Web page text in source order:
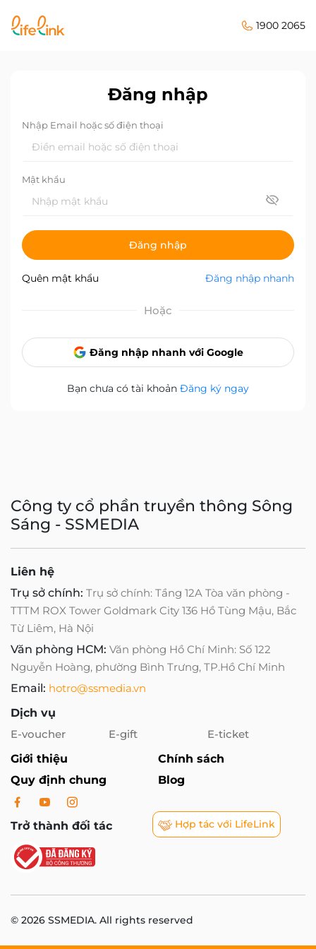
1900 2065
Đăng nhập
Nhập Email hoặc số điện thoại
Mật khẩu
Đăng nhập
Quên mật khẩu Đăng nhập nhanh
Hoặc
Đăng nhập nhanh với Google
Bạn chưa có tài khoản Đăng ký ngay
Công ty cổ phần truyền thông Sông
Sáng - SSMEDIA
Liên hệ
Trụ sở chính: Trụ sở chính: Tầng 12A Tòa văn phòng -
TTTM ROX Tower Goldmark City 136 Hồ Tùng Mậu, Bắc
Từ Liêm, Hà Nội
Văn phòng HCM: Văn phòng Hồ Chí Minh: Số 122
Nguyễn Hoàng, phường Bình Trưng, TP.Hồ Chí Minh
Email: hotro@ssmedia.vn
Dịch vụ
E-voucher
E-gift
E-ticket
Giới thiệu
Chính sách
Quy định chung
Blog
Trở thành đối tác Hợp tác với LifeLink
© 2026 SSMEDIA. All rights reserved